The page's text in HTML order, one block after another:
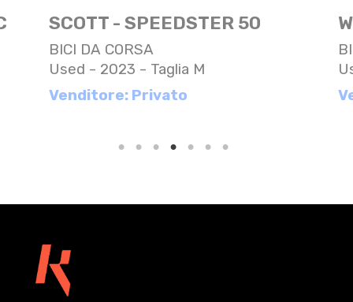
SCOTT - SPEEDSTER 50
BICI DA CORSA
Used - 2023 - Taglia M
Venditore: Privato